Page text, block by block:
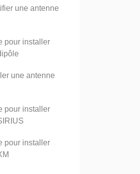
une antenne
pour installer
une antenne
pour installer
pour installer